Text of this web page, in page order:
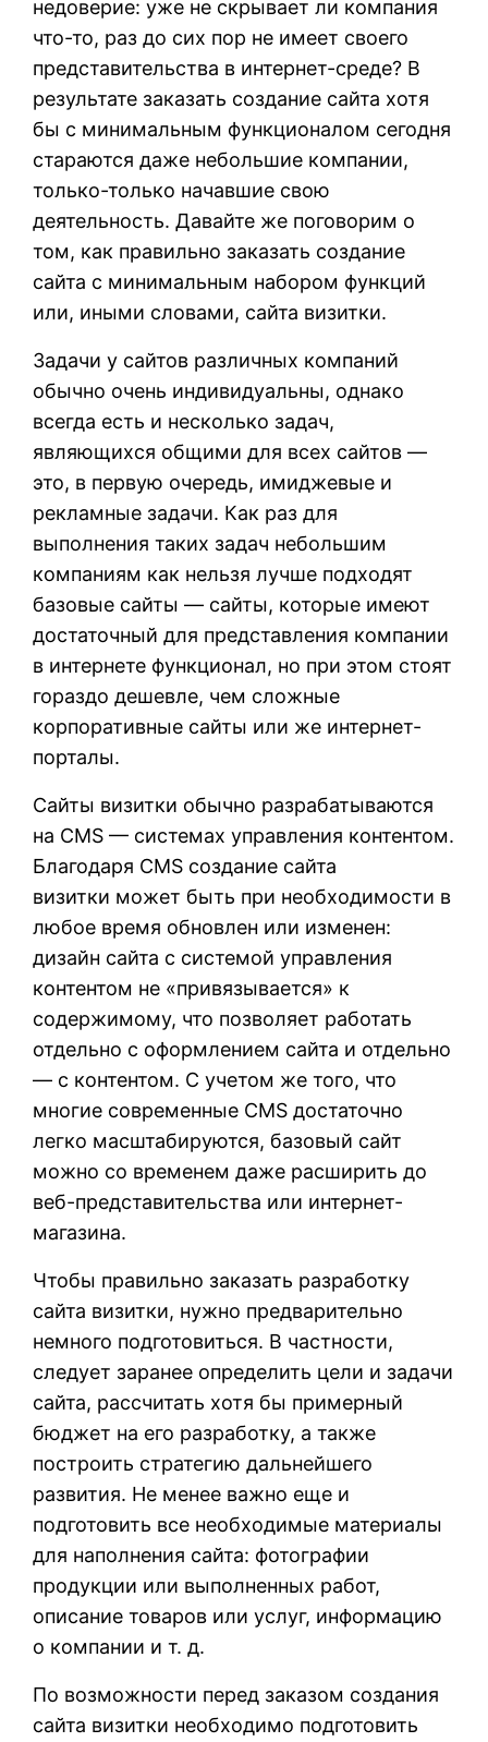
недоверие: уже не скрывает ли компания
что-то, раз до сих пор не имеет своего
представительства в интернет-среде? В
результате заказать создание сайта хотя
бы с минимальным функционалом сегодня
стараются даже небольшие компании,
только-только начавшие свою
деятельность. Давайте же поговорим о
том, как правильно заказать создание
сайта с минимальным набором функций
или, иными словами, сайта визитки.
Задачи у сайтов различных компаний
обычно очень индивидуальны, однако
всегда есть и несколько задач,
являющихся общими для всех сайтов —
это, в первую очередь, имиджевые и
рекламные задачи. Как раз для
выполнения таких задач небольшим
компаниям как нельзя лучше подходят
базовые сайты — сайты, которые имеют
достаточный для представления компании
в интернете функционал, но при этом стоят
гораздо дешевле, чем сложные
корпоративные сайты или же интернет-
порталы.
Сайты визитки обычно разрабатываются
на CMS — системах управления контентом.
Благодаря CMS создание сайта
визитки может быть при необходимости в
любое время обновлен или изменен:
дизайн сайта с системой управления
контентом не «привязывается» к
содержимому, что позволяет работать
отдельно с оформлением сайта и отдельно
— с контентом. С учетом же того, что
многие современные CMS достаточно
легко масштабируются, базовый сайт
можно со временем даже расширить до
веб-представительства или интернет-
магазина.
Чтобы правильно заказать разработку
сайта визитки, нужно предварительно
немного подготовиться. В частности,
следует заранее определить цели и задачи
сайта, рассчитать хотя бы примерный
бюджет на его разработку, а также
построить стратегию дальнейшего
развития. Не менее важно еще и
подготовить все необходимые материалы
для наполнения сайта: фотографии
продукции или выполненных работ,
описание товаров или услуг, информацию
о компании и т. д.
По возможности перед заказом создания
сайта визитки необходимо подготовить